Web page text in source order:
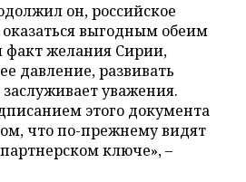
он, российское
выгодным обеим
факт желания Сирии,
давление, развивать
уважения.
этого документа
что по-прежнему видят
ключе», –